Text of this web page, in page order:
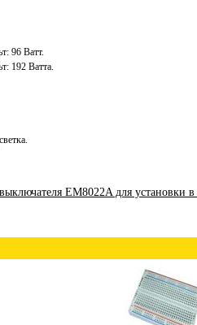
96 Ватт.
192 Ватта.
EM8022A для